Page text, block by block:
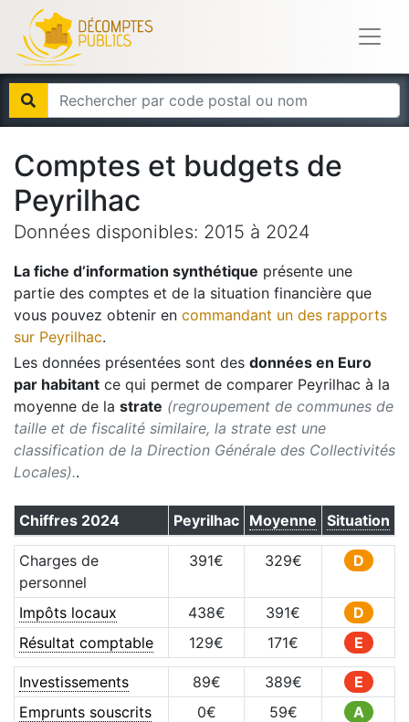
Comptes et budgets de
Peyrilhac
Données disponibles: 2015 à 2024
La fiche d’information synthétique présente une
partie des comptes et de la situation financière que
vous pouvez obtenir en commandant un des rapports
sur Peyrilhac.
Les données présentées sont des données en Euro
par habitant ce qui permet de comparer Peyrilhac à la
moyenne de la strate (regroupement de communes de
taille et de fiscalité similaire, la strate est une
classification de la Direction Générale des Collectivités
Locales)..
Chiffres 2024 Peyrilhac Moyenne Situation
Charges de
personnel
391€ 329€ D
Impôts locaux 438€ 391€
D
Résultat comptable
129€ 171€ E
Investissements 89€ 389€
E
Emprunts souscrits
0€ 59€
A